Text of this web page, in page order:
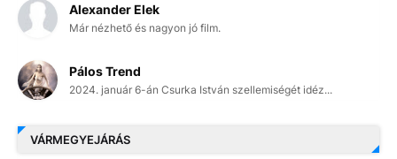
Alexander Elek
Már nézhető és nagyon jó film.
Pálos Trend
2024. január 6-án Csurka István szellemiségét idéz...
VÁRMEGYEJÁRÁS